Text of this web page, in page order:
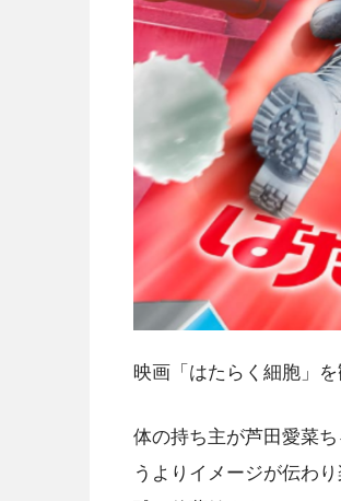
映画「はたらく細胞」
体の持ち主が芦田愛菜
うよりイメージが伝わ